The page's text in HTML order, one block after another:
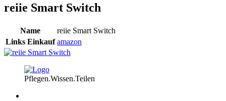
reiie Smart Switch
Name
reiie Smart Switch
Links Einkauf amazon
Pflegen.Wissen.Teilen